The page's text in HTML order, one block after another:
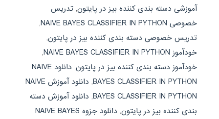
آموزشی دسته بندی کننده بیز در پایتون, تدریس
خصوصی NAIVE BAYES CLASSIFIER IN PYTHON
,
تدریس خصوصی دسته بندی کننده بیز در پایتون,
خودآموز NAIVE BAYES CLASSIFIER IN PYTHON
,
خودآموز دسته بندی کننده بیز در پایتون,
دانلود NAIVE
BAYES CLASSIFIER IN PYTHON
,
دانلود آموزش NAIVE
BAYES CLASSIFIER IN PYTHON
, دانلود آموزش دسته
بندی کننده بیز در پایتون,
دانلود جزوه NAIVE BAYES